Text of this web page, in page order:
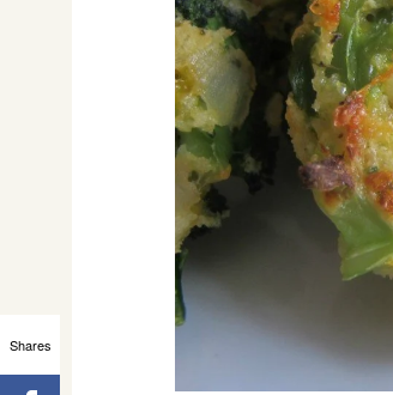
Shares